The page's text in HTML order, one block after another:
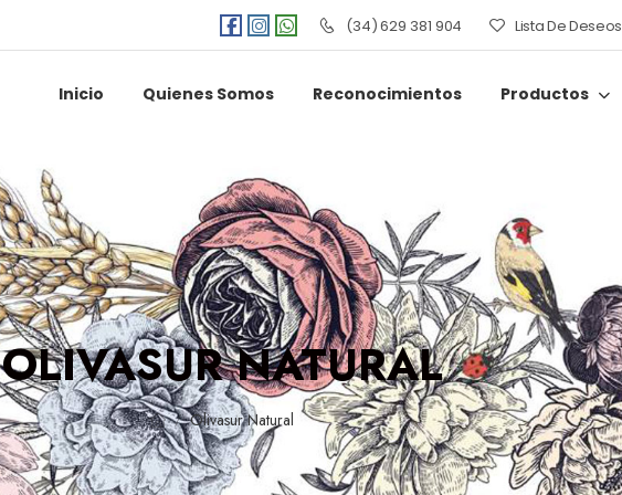
(34) 629 381 904 Lista De Deseos
Inicio Quienes Somos Reconocimientos Productos
OLIVASUR NATURAL
/ Olivasur Natural